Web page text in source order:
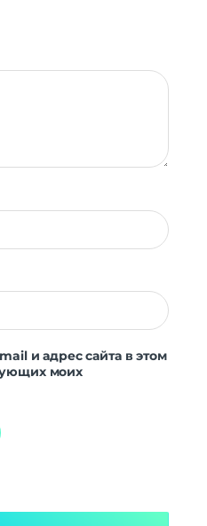
и адрес сайта в этом
моих